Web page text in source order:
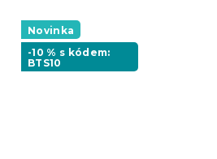
Novinka
-10 % s kódem:
BTS10